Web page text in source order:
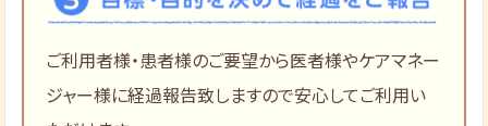
ご利用者様・患者様のご要望から医者様やケアマネー
ジャー様に経過報告致しますので安心してご利用い